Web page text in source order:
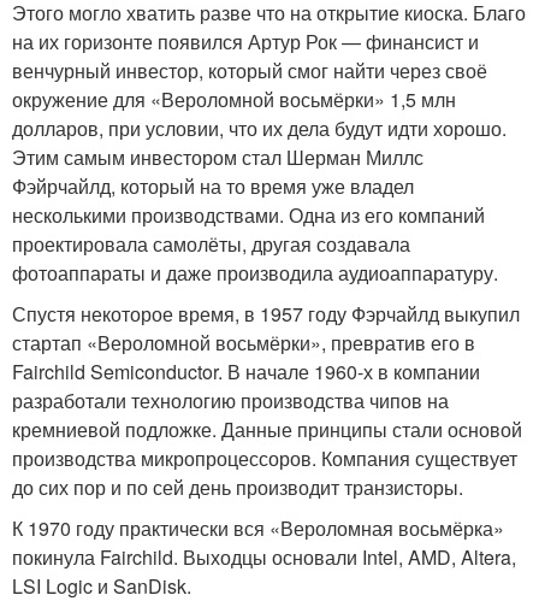
Этого могло хватить разве что на открытие киоска. Благо
на их горизонте появился Артур Рок — финансист и
венчурный инвестор, который смог найти через своё
окружение для «Вероломной восьмёрки» 1,5 млн
долларов, при условии, что их дела будут идти хорошо.
Этим самым инвестором стал Шерман Миллс
Фэйрчайлд, который на то время уже владел
несколькими производствами. Одна из его компаний
проектировала самолёты, другая создавала
фотоаппараты и даже производила аудиоаппаратуру.
Спустя некоторое время, в 1957 году Фэрчайлд выкупил
стартап «Вероломной восьмёрки», превратив его в
Fairchild Semiconductor. В начале 1960-х в компании
разработали технологию производства чипов на
кремниевой подложке. Данные принципы стали основой
производства микропроцессоров. Компания существует
до сих пор и по сей день производит транзисторы.
К 1970 году практически вся «Вероломная восьмёрка»
покинула Fairchild. Выходцы основали Intel, AMD, Altera,
LSI Logic и SanDisk.